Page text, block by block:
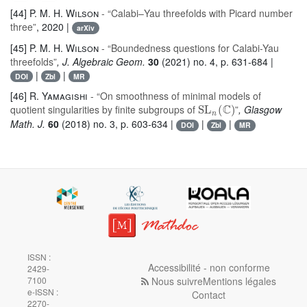
[44] P. M. H. Wilson - “Calabi–Yau threefolds with Picard number
three”, 2020 | arXiv
[45] P. M. H. Wilson - “Boundedness questions for Calabi-Yau
threefolds”, J. Algebraic Geom. 30 (2021) no. 4, p. 631-684 |
DOI | Zbl | MR
[46] R. Yamagishi - “On smoothness of minimal models of
quotient singularities by finite subgroups of SLn (ℂ)”, Glasgow
Math. J. 60 (2018) no. 3, p. 603-634 | DOI | Zbl | MR
ISSN :
2429-
7100
e-ISSN :
2270-
Accessibilité - non conforme
Nous suivreMentions légales
Contact